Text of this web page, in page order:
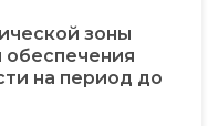
зоны
на период до